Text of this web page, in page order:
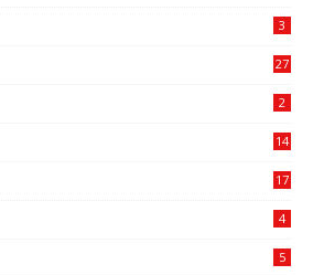
3
27
2
14
17
4
5